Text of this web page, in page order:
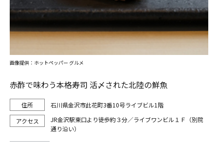
赤酢で味わう本格寿司 活〆された北陸の鮮魚
石川県金沢市此花町3番10号ライブビル1階
JR金沢駅東口より徒歩約３分／ライブワンビル１Ｆ（別院
通り沿い）
画像提供：ホットペッパー グルメ